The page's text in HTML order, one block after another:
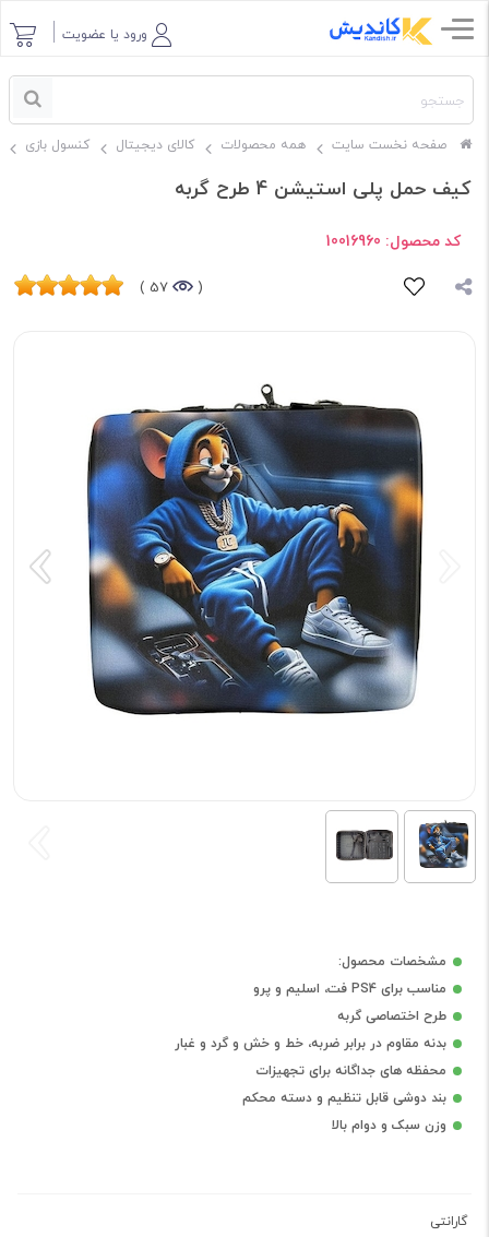
ورود یا عضویت
صفحه نخست سایت همه محصولات کالای دیجیتال کنسول بازی
کیف حمل پلی استیشن 4 طرح گربه
کد محصول: 10016960
(
57 )
مشخصات محصول:
مناسب برای PS4 فت، اسلیم و پرو
طرح اختصاصی گربه
بدنه مقاوم در برابر ضربه، خط و خش و گرد و غبار
محفظه های جداگانه برای تجهیزات
بند دوشی قابل تنظیم و دسته محکم
وزن سبک و دوام بالا
گارانتی